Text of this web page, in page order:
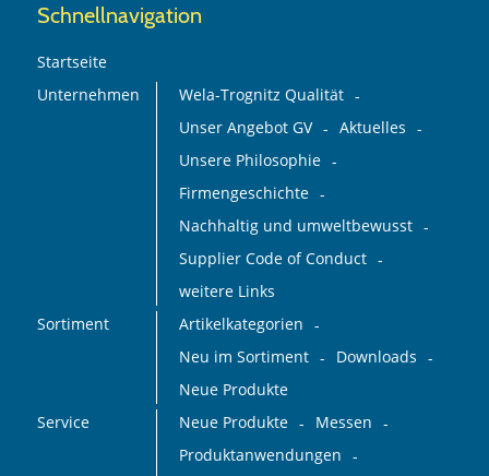
Schnellnavigation
Startseite
Unternehmen
Wela-Trognitz Qualität
Unser Angebot GV
Aktuelles
Unsere Philosophie
Firmengeschichte
Nachhaltig und umweltbewusst
Supplier Code of Conduct
weitere Links
Sortiment
Artikelkategorien
Neu im Sortiment
Downloads
Neue Produkte
Service
Neue Produkte
Messen
Produktanwendungen